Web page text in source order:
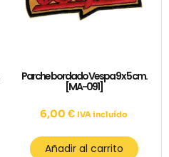
Parche bordado Vespa 9 x 5 cm.
[MA-091]
6,00 € IVA incluído
Añadir al carrito